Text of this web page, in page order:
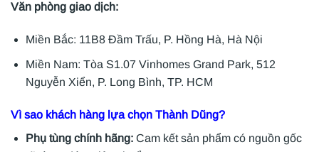
Văn phòng giao dịch:
Miền Bắc: 11B8 Đầm Trấu, P. Hồng Hà, Hà Nội
Miền Nam: Tòa S1.07 Vinhomes Grand Park, 512
Nguyễn Xiển, P. Long Bình, TP. HCM
Vì sao khách hàng lựa chọn Thành Dũng?
Phụ tùng chính hãng:Cam kết sản phẩm có nguồn gốc